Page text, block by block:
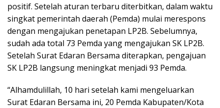
positif. Setelah aturan terbaru diterbitkan, dalam waktu
singkat pemerintah daerah (Pemda) mulai merespons
dengan mengajukan penetapan LP2B. Sebelumnya,
sudah ada total 73 Pemda yang mengajukan SK LP2B.
Setelah Surat Edaran Bersama diterapkan, pengajuan
SK LP2B langsung meningkat menjadi 93 Pemda.
“Alhamdulillah, 10 hari setelah kami mengeluarkan
Surat Edaran Bersama ini, 20 Pemda Kabupaten/Kota